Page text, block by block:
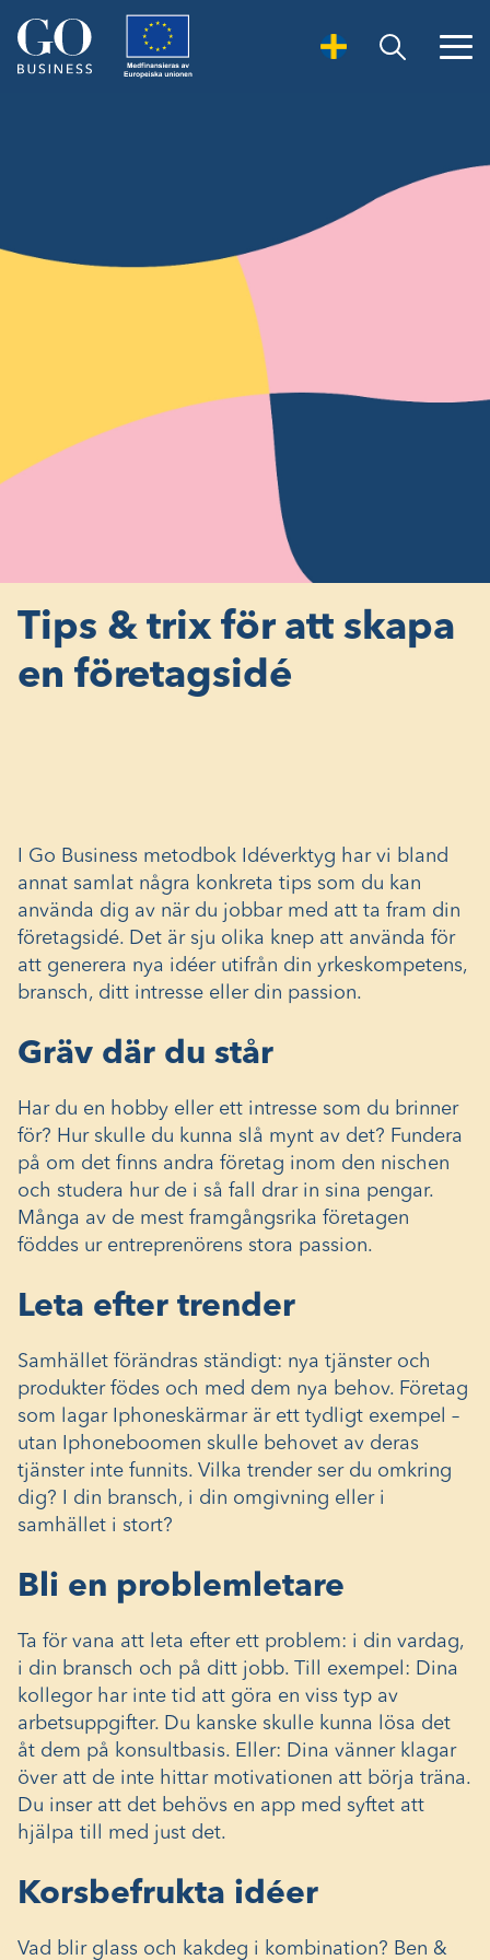
Open Search
Tips & trix för att skapa
en företagsidé
I Go Business metodbok Idéverktyg har vi bland
annat samlat några konkreta tips som du kan
använda dig av när du jobbar med att ta fram din
företagsidé. Det är sju olika knep att använda för
att generera nya idéer utifrån din yrkeskompetens,
bransch, ditt intresse eller din passion.
Gräv där du står
Har du en hobby eller ett intresse som du brinner
för? Hur skulle du kunna slå mynt av det? Fundera
på om det finns andra företag inom den nischen
och studera hur de i så fall drar in sina pengar.
Många av de mest framgångsrika företagen
föddes ur entreprenörens stora passion.
Leta efter trender
Samhället förändras ständigt: nya tjänster och
produkter födes och med dem nya behov. Företag
som lagar Iphoneskärmar är ett tydligt exempel –
utan Iphoneboomen skulle behovet av deras
tjänster inte funnits. Vilka trender ser du omkring
dig? I din bransch, i din omgivning eller i
samhället i stort?
Bli en problemletare
Ta för vana att leta efter ett problem: i din vardag,
i din bransch och på ditt jobb. Till exempel: Dina
kollegor har inte tid att göra en viss typ av
arbetsuppgifter. Du kanske skulle kunna lösa det
åt dem på konsultbasis. Eller: Dina vänner klagar
över att de inte hittar motivationen att börja träna.
Du inser att det behövs en app med syftet att
hjälpa till med just det.
Korsbefrukta idéer
Vad blir glass och kakdeg i kombination? Ben &